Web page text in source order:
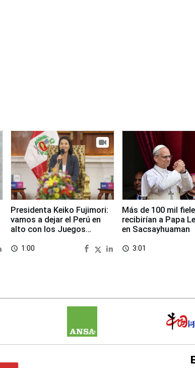
Presidenta Keiko Fujimori:
vamos a dejar el Perú en
alto con los Juegos
access_time 1:00
Más de 100 mil
recibirían a Papa
en Sacsayhuaman
access_time 3:01